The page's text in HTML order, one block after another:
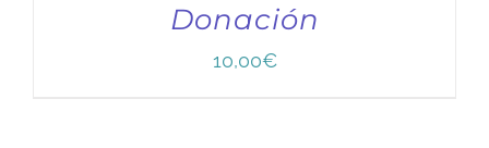
Donación
10,00€